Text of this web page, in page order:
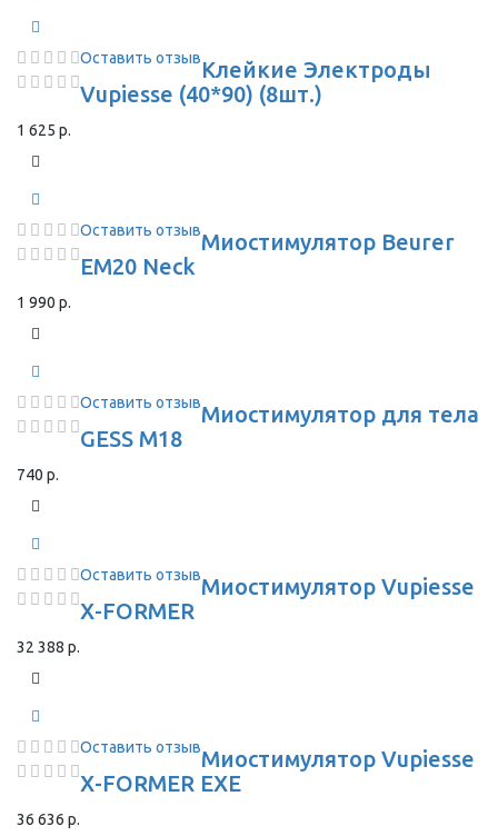
Оставить отзывКлейкие Электроды
Vupiesse (40*90) (8шт.)
1 625 р.
Оставить отзывМиостимулятор Beurer
EM20 Neck
1 990 р.
Оставить отзывМиостимулятор для тела
GESS M18
740 р.
Оставить отзывМиостимулятор Vupiesse
X-FORMER
32 388 р.
Оставить отзывМиостимулятор Vupiesse
X-FORMER EXE
36 636 р.